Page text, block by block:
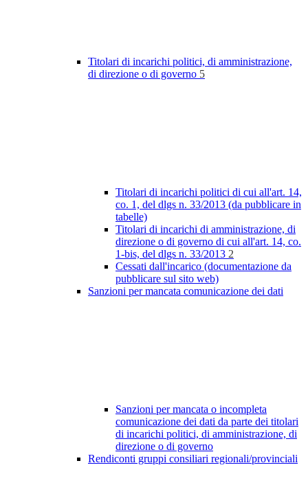
Titolari di incarichi politici, di amministrazione,
di direzione o di governo 5
Titolari di incarichi politici di cui all'art. 14,
co. 1, del dlgs n. 33/2013 (da pubblicare in
tabelle)
Titolari di incarichi di amministrazione, di
direzione o di governo di cui all'art. 14, co.
1-bis, del dlgs n. 33/2013 2
Cessati dall'incarico (documentazione da
pubblicare sul sito web)
Sanzioni per mancata comunicazione dei dati
Sanzioni per mancata o incompleta
comunicazione dei dati da parte dei titolari
di incarichi politici, di amministrazione, di
direzione o di governo
Rendiconti gruppi consiliari regionali/provinciali